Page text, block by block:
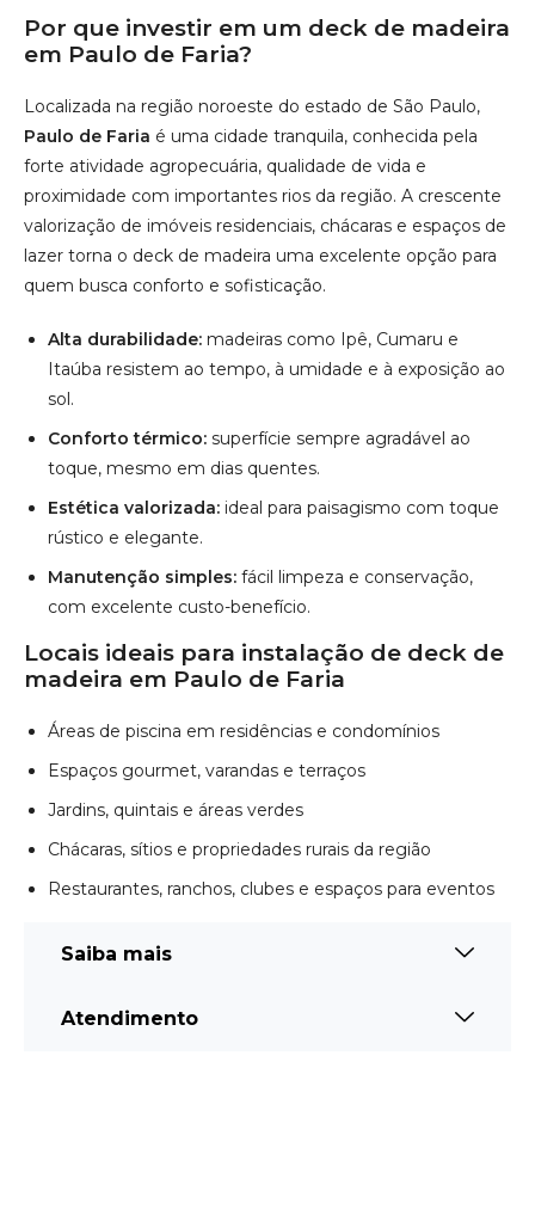
Por que investir em um deck de madeira
em Paulo de Faria?
Localizada na região noroeste do estado de São Paulo,
Paulo de Faria é uma cidade tranquila, conhecida pela
forte atividade agropecuária, qualidade de vida e
proximidade com importantes rios da região. A crescente
valorização de imóveis residenciais, chácaras e espaços de
lazer torna o deck de madeira uma excelente opção para
quem busca conforto e sofisticação.
Alta durabilidade: madeiras como Ipê, Cumaru e
Itaúba resistem ao tempo, à umidade e à exposição ao
sol.
Conforto térmico: superfície sempre agradável ao
toque, mesmo em dias quentes.
Estética valorizada: ideal para paisagismo com toque
rústico e elegante.
Manutenção simples: fácil limpeza e conservação,
com excelente custo-benefício.
Locais ideais para instalação de deck de
madeira em Paulo de Faria
Áreas de piscina em residências e condomínios
Espaços gourmet, varandas e terraços
Jardins, quintais e áreas verdes
Chácaras, sítios e propriedades rurais da região
Restaurantes, ranchos, clubes e espaços para eventos
Saiba mais
Atendimento